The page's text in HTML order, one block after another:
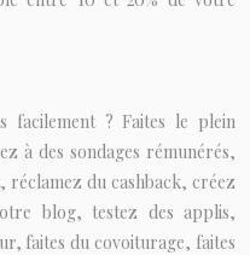
facilement ? Faites le plein
à des sondages rémunérés,
réclamez du cashback, créez
blog, testez des applis,
faites du covoiturage, faites